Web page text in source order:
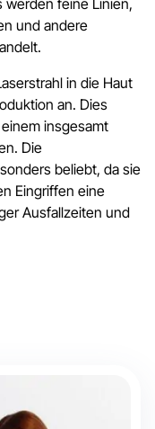
und andere
in die Haut
an. Dies
insgesamt
Die
beliebt, da sie
Eingriffen eine
Ausfallzeiten und